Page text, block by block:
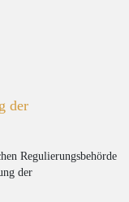
der
Regulierungsbehörde
der